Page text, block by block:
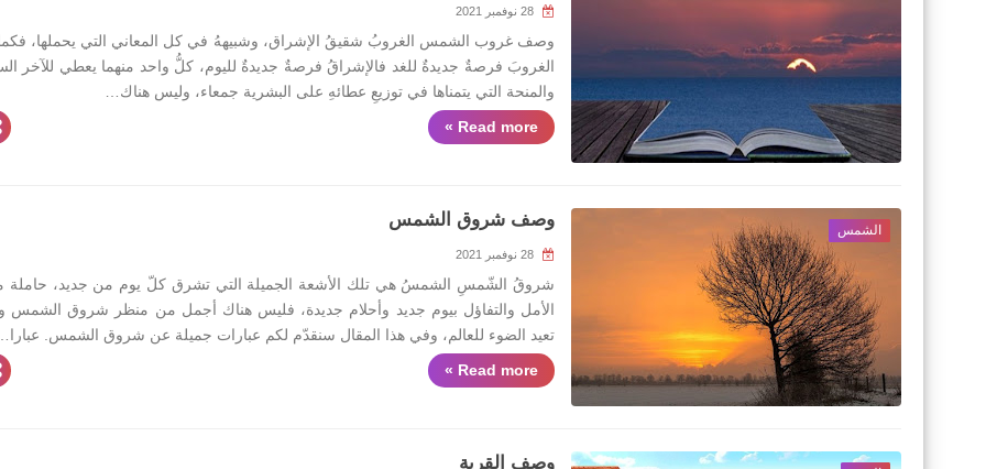
وصف غروب الشمس الغروبُ شقيقُ الإشراق، وشبيههُ في كل المعاني التي يحملها،
الغروبَ فرصةٌ جديدةٌ للغد فالإشراقُ فرصةٌ جديدةٌ لليوم، كلُّ واحد منهما يعطي للآخر
والمنحة التي يتمناها في توزيعِ عطائهِ على البشرية جمعاء، وليس هناك…
Read more »
الشمس وصف شروق الشمس
شروقُ الشّمسِ الشمسُ هي تلك الأشعة الجميلة التي تشرق كلّ يوم من جديد، حاملة
الأمل والتفاؤل بيوم جديد وأحلام جديدة، فليس هناك أجمل من منظر شروق الشمس
تعيد الضوء للعالم، وفي هذا المقال سنقدّم لكم عبارات جميلة عن شروق الشمس. عبارا…
Read more »
وصف القرية